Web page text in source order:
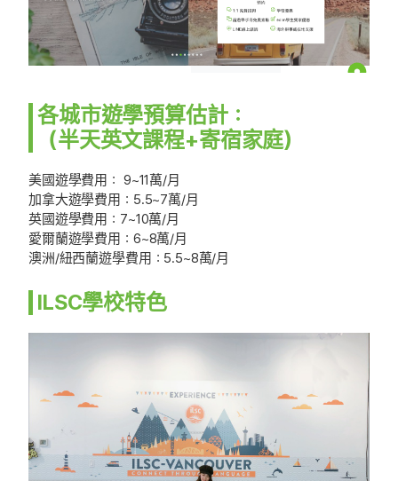
各城市遊學預算估計：
（半天英文課程+寄宿家庭）
美國遊學費用： 9~11萬/月
加拿大遊學費用：5.5~7萬/月
英國遊學費用：7~10萬/月
愛爾蘭遊學費用：6~8萬/月
澳洲/紐西蘭遊學費用：5.5~8萬/月
ILSC學校特色